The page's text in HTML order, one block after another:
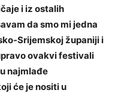
i iz ostalih
da smo mi jedna
Srijemskoj županiji i
ovakvi festivali
najmlađe
će je nositi u